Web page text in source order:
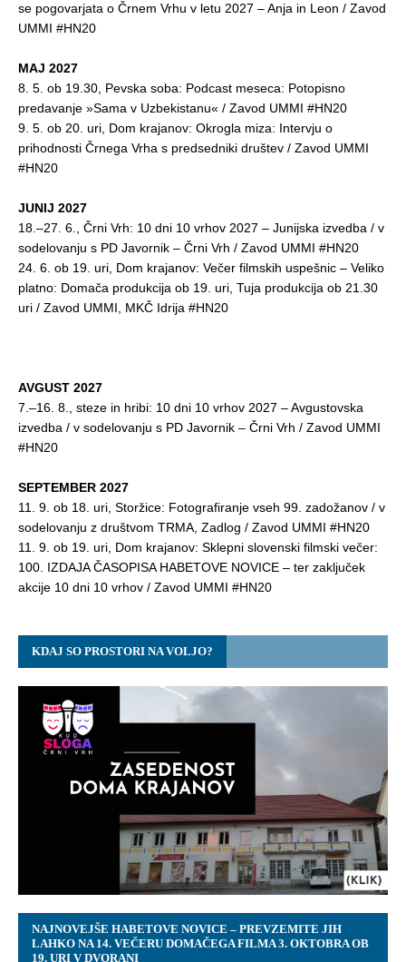
se pogovarjata o Črnem Vrhu v letu 2027 – Anja in Leon / Zavod
UMMI #HN20
MAJ 2027
8. 5. ob 19.30, Pevska soba: Podcast meseca: Potopisno
predavanje »Sama v Uzbekistanu« / Zavod UMMI #HN20
9. 5. ob 20. uri, Dom krajanov: Okrogla miza: Intervju o
prihodnosti Črnega Vrha s predsedniki društev / Zavod UMMI
#HN20
JUNIJ 2027
18.–27. 6., Črni Vrh: 10 dni 10 vrhov 2027 – Junijska izvedba / v
sodelovanju s PD Javornik – Črni Vrh / Zavod UMMI #HN20
24. 6. ob 19. uri, Dom krajanov: Večer filmskih uspešnic – Veliko
platno: Domača produkcija ob 19. uri, Tuja produkcija ob 21.30
uri / Zavod UMMI, MKČ Idrija #HN20
AVGUST 2027
7.–16. 8., steze in hribi: 10 dni 10 vrhov 2027 – Avgustovska
izvedba / v sodelovanju s PD Javornik – Črni Vrh / Zavod UMMI
#HN20
SEPTEMBER 2027
11. 9. ob 18. uri, Storžice: Fotografiranje vseh 99. zadožanov / v
sodelovanju z društvom TRMA, Zadlog / Zavod UMMI #HN20
11. 9. ob 19. uri, Dom krajanov: Sklepni slovenski filmski večer:
100. IZDAJA ČASOPISA HABETOVE NOVICE – ter zaključek
akcije 10 dni 10 vrhov / Zavod UMMI #HN20
KDAJ SO PROSTORI NA VOLJO?
NAJNOVEJŠE HABETOVE NOVICE – PREVZEMITE JIH
LAHKO NA 14. VEČERU DOMAČEGA FILMA 3. OKTOBRA OB
19. URI V DVORANI